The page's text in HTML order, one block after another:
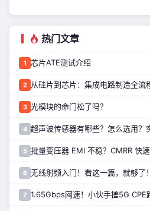
热门文章
1 芯片ATE测试介绍
2 从硅片到芯片：集成电路制造全流
3 光模块的命门松了吗？
4 超声波传感器有哪些？怎么选用？
5 批量变压器 EMI 不稳？CMRR 快
6 无线射频入门！看这一篇，就够了！
7 1.65Gbps网速！小伙手搓5G